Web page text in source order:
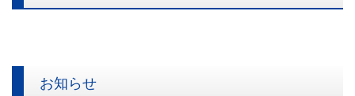
お知らせ